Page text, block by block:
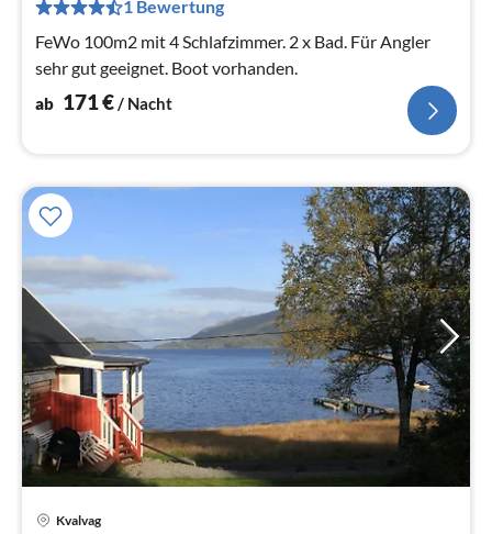
1 Bewertung
FeWo 100m2 mit 4 Schlafzimmer. 2 x Bad. Für Angler
sehr gut geeignet. Boot vorhanden.
ab 171€/ Nacht
Kvalvag